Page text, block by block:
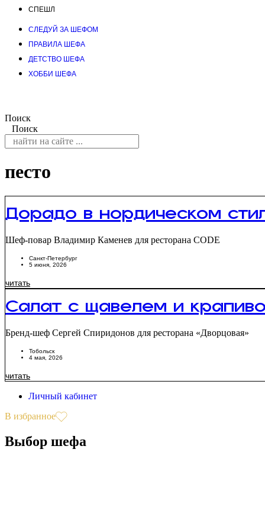
СПЕШЛ
СЛЕДУЙ ЗА ШЕФОМ
ПРАВИЛА ШЕФА
ДЕТСТВО ШЕФА
ХОББИ ШЕФА
Поиск
Поиск
песто
Дорадо в нордическом
Шеф-повар Владимир Каменев для ресторана CODE
Санкт-Петербург
5 июня, 2026
читать
Салат с щавелем и
Бренд-шеф Сергей Спиридонов для ресторана «Дворцовая»
Тобольск
4 мая, 2026
читать
Личный кабинет
В избранное
Выбор шефа